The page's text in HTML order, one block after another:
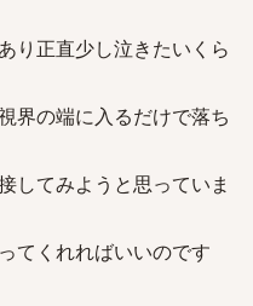
り正直少し泣きたいくら
界の端に入るだけで落ち
してみようと思っていま
てくれればいいのです